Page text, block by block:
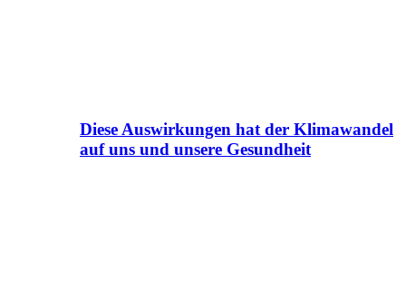
Diese Auswirkungen hat der Klimawandel
auf uns und unsere Gesundheit